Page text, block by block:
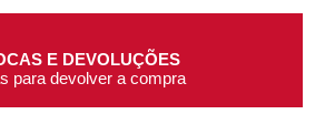
E DEVOLUÇÕES
para devolver a compra